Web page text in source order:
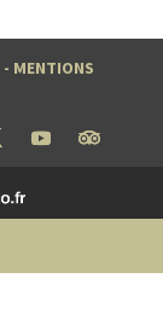
- MENTIONS